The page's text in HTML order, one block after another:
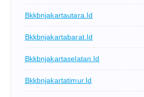
Bkkbnjakartautara.id
Bkkbnjakartabarat.id
Bkkbnjakartaselatan.id
Bkkbnjakartatimur.id